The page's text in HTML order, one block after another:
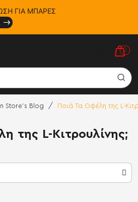
ΓΙΑ ΜΠΑΡΕΣ
0
της L-Κιτρουλίνης;
Store's Blog Ποιά Τα Οφέλη της L-